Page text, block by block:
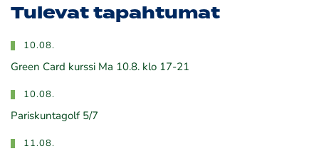
Tulevat tapahtumat
10.08.
Green Card kurssi Ma 10.8. klo 17-21
10.08.
Pariskuntagolf 5/7
11.08.